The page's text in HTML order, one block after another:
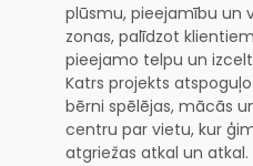
plūsmu, pieejamību un
zonas, palīdzot
pieejamo telpu un
Katrs projekts
bērni spēlējas, mācās
centru par vietu, kur
atgriežas atkal un atkal.